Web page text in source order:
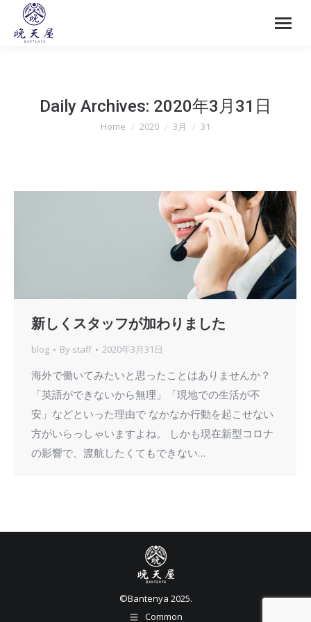
Daily Archives: 2020年3月31日
You are here:
Home 2020 3月 31
新しくスタッフが加わりました
blog By staff 2020年3月31日
海外で働いてみたいと思ったことはありませんか？
「英語ができないから無理」「現地での生活が不
安」などといった理由で なかなか行動を起こせない
方がいらっしゃいますよね。 しかも現在新型コロナ
の影響で、渡航したくてもできない…
©︎Bantenya 2025.
Common